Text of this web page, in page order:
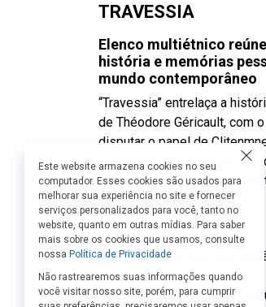
TRAVESSIA
Elenco multiétnico
história e memórias
mundo contemporâneo
“Travessia” entrelaça a
de Théodore Géricault, com
disputar o papel de
sociedade que teima em
pessoais e coletivos, o
concessões.
Ficha Técnica:
Dramaturgia de Gabriela
Direção de Gabriela Mellão
Com Dani Mara, Mariama
Este website armazena cookies no seu
computador. Esses cookies são usados para
melhorar sua experiência no site e fornecer
serviços personalizados para você, tanto no
website, quanto em outras mídias. Para saber
mais sobre os cookies que usamos, consulte
nossa Política de Privacidade
Não rastrearemos suas informações quando
você visitar nosso site, porém, para cumprir